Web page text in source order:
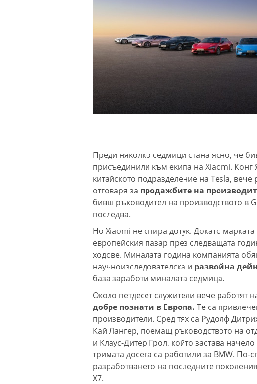
Преди няколко седмици стана ясно, че
присъединили към екипа на Xiaomi.
китайското подразделение на Tesla,
отговаря за продажбите на
бивш ръководител на производството в
последва.
Но Xiaomi не спира дотук. Докато
европейския пазар през следващата
ходове. Миналата година компанията
научноизследователска и развойна
база заработи миналата седмица.
Около петдесет служители вече работят
добре познати в Европа. Те са
производители. Сред тях са Рудолф
Кай Лангер, поемащ ръководството на
и Клаус-Дитер Грол, който застава
тримата досега са работили за BMW. По-
разработването на последните
X7.